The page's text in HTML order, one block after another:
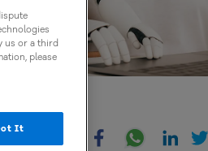
us or a third
please
It